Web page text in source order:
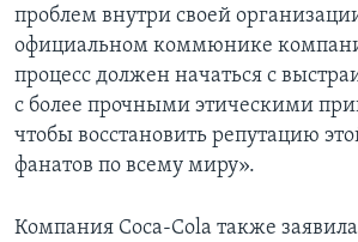
проблем внутри своей
официальном коммюнике
процесс должен начаться с
с более прочными этическими
чтобы восстановить репутацию
фанатов по всему миру».
Компания Coca-Cola также